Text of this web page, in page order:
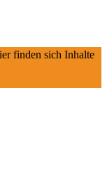
finden sich Inhalte